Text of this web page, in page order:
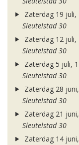
Zaterdag 19 juli,
Sleutelstad 30
Zaterdag 12 juli,
Sleutelstad 30
Zaterdag 5 juli,
Sleutelstad 30
Zaterdag 28
Sleutelstad 30
Zaterdag 21
Sleutelstad 30
Zaterdag 14